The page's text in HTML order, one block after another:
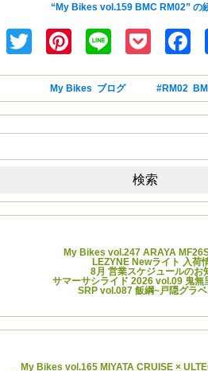
“My Bikes vol.159 BMC RM02” の
TwitterPinterest
Line
My Bikes ブログ #RM02,
検索
My Bikes vol.247 ARAYA
LEZYNE Newライト 入荷
8月 営業スケジュールのお
サマーサシライド 2026 vol.09 鬼無
SRP vol.087 飯綱~戸隠グラ
My Bikes vol.165 MIYATA CRUISE ×